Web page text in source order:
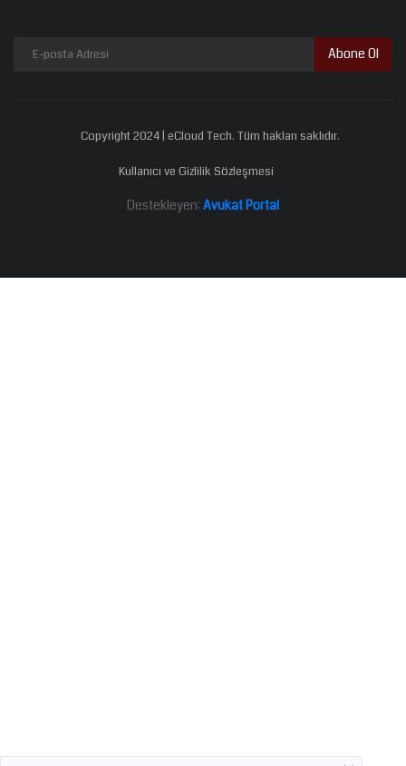
Abone Ol
Copyright 2024 | eCloud Tech. Tüm hakları saklıdır.
Kullanıcı ve Gizlilik Sözleşmesi
Destekleyen: Avukat Portal